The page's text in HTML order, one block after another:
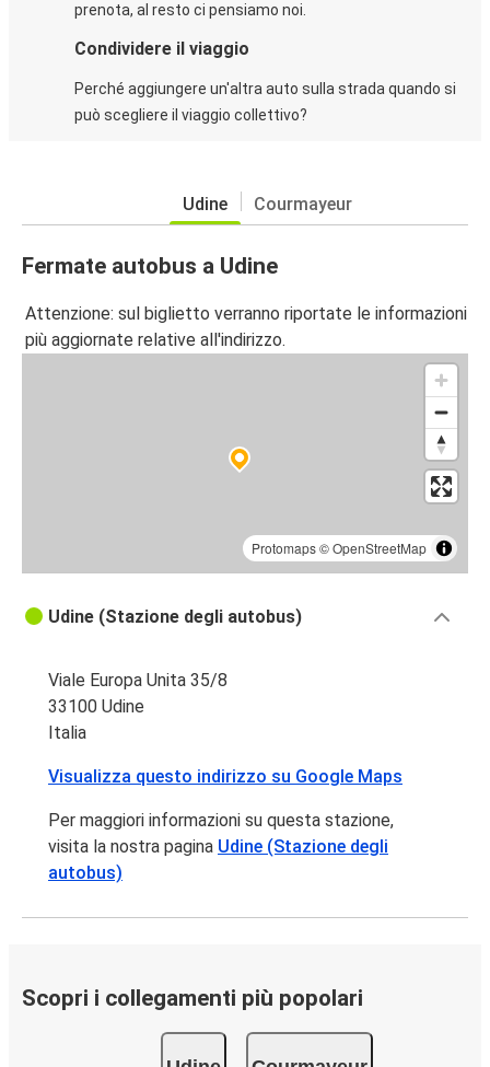
prenota, al resto ci pensiamo noi.
Condividere il viaggio
Perché aggiungere un'altra auto sulla strada quando si
può scegliere il viaggio collettivo?
Udine Courmayeur
Fermate autobus a Udine
Attenzione: sul biglietto verranno riportate le informazioni
più aggiornate relative all'indirizzo.
Protomaps©OpenStreetMap
Udine (Stazione degli autobus)
Viale Europa Unita 35/8
33100 Udine
Italia
Visualizza questo indirizzo su Google Maps
Per maggiori informazioni su questa stazione,
visita la nostra pagina Udine (Stazione degli
autobus)
Scopri i collegamenti più popolari